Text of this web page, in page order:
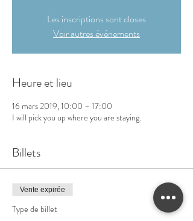
Les inscriptions sont closes
Voir autres événements
Heure et lieu
16 mars 2019, 10:00 – 17:00
I will pick you up where you are staying.
Billets
Vente expirée
Type de billet